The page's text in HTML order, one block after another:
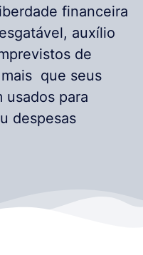
financeira
auxílio
de
que seus
usados para
despesas